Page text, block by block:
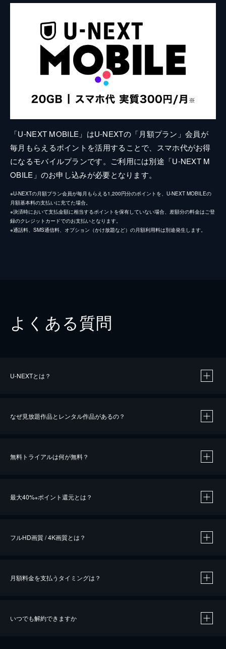
「U-NEXT MOBILE」はU-NEXTの「月額プラン」会員が
毎月もらえるポイントを活用することで、スマホ代がお得
になるモバイルプランです。ご利用には別途「U-NEXT M
OBILE」のお申し込みが必要となります。
※U-NEXTの月額プラン会員が毎月もらえる1,200円分のポイントを、U-NEXT MOBILEの
月額基本料の支払いに充てた場合。
※決済時において支払金額に相当するポイントを保有していない場合、差額分の料金はご登
録のクレジットカードでのお支払いとなります。
※通話料、SMS通信料、オプション（かけ放題など）の月額利用料は別途発生します。
よくある質問
U-NEXTとは？
なぜ見放題作品とレンタル作品があるの？
無料トライアルは何が無料？
最大40%※ポイント還元とは？
※40％ポイント還元の対象は、クレジットカード決済による作品の購入 / レンタルです。
iOSアプリのUコイン決済による作品の購入 / レンタルは、20％のポイント還元です。
フルHD画質 / 4K画質とは？
月額料金を支払うタイミングは？
いつでも解約できますか